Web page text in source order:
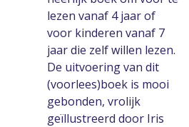
lezen vanaf 4 jaar of
voor kinderen vanaf 7
jaar die zelf willen lezen.
De uitvoering van dit
(voorlees)boek is mooi
gebonden, vrolijk
geïllustreerd door Iris